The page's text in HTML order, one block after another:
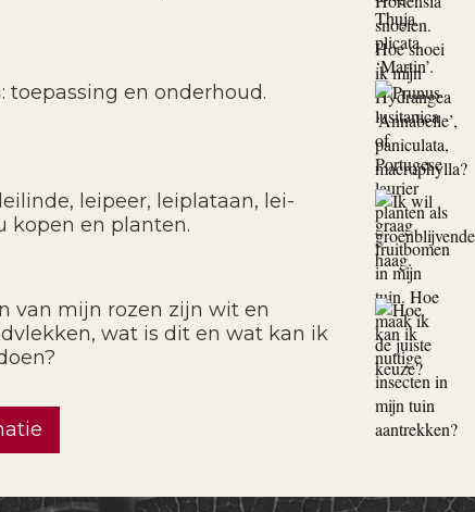
toepassing en onderhoud.
leipeer, leiplataan, lei-
kopen en planten.
van mijn rozen zijn wit en
wat is dit en wat kan ik